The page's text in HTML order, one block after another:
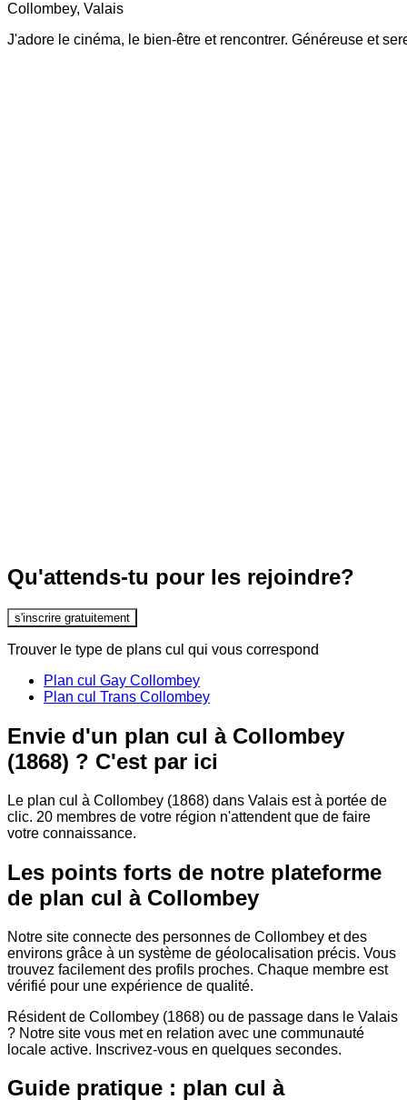
Collombey, Valais
J'adore le cinéma, le bien-être et rencontrer. Généreuse et
Qu'attends-tu pour les rejoindre?
s'inscrire gratuitement
Trouver le type de plans cul qui vous correspond
Plan cul Gay Collombey
Plan cul Trans Collombey
Envie d'un plan cul à Collombey
(1868) ? C'est par ici
Le plan cul à Collombey (1868) dans Valais est à portée de
clic. 20 membres de votre région n'attendent que de faire
votre connaissance.
Les points forts de notre plateforme
de plan cul à Collombey
Notre site connecte des personnes de Collombey et des
environs grâce à un système de géolocalisation précis. Vous
trouvez facilement des profils proches. Chaque membre est
vérifié pour une expérience de qualité.
Résident de Collombey (1868) ou de passage dans le Valais
? Notre site vous met en relation avec une communauté
locale active. Inscrivez-vous en quelques secondes.
Guide pratique : plan cul à